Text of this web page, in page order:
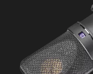
Synthés &
Micros & HF
Eclairage